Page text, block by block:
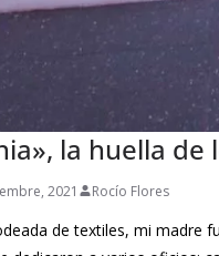
la huella de
2021 Rocío Flores
de textiles, mi madre